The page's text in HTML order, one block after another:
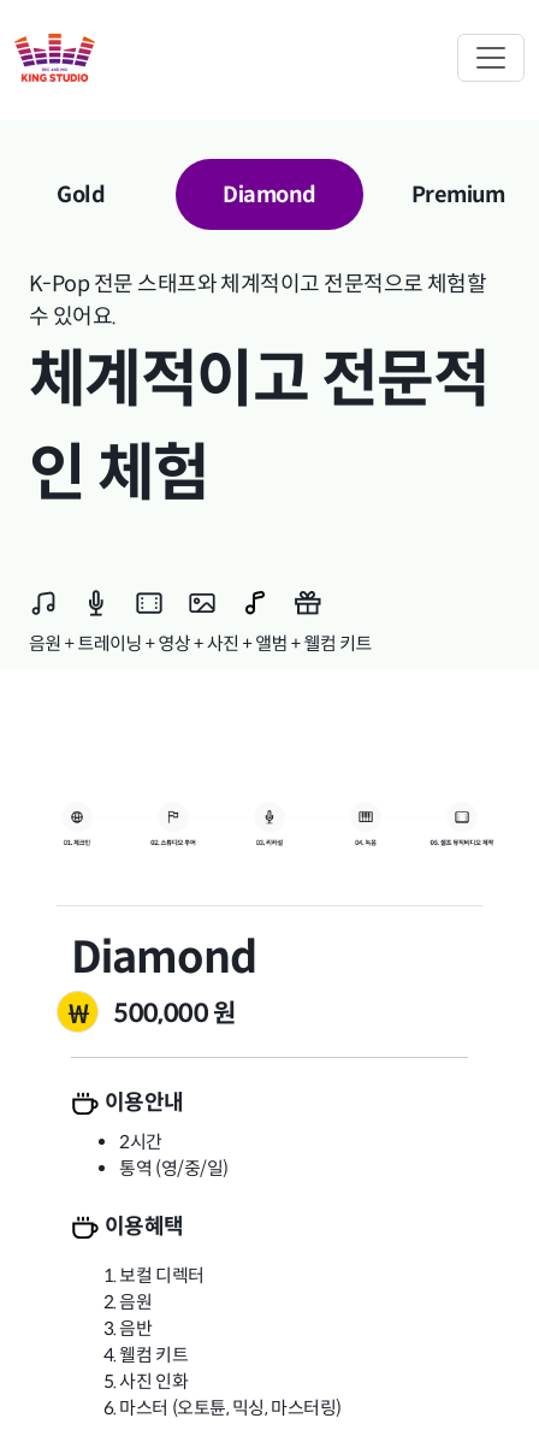
Gold Diamond Premium
K-Pop 전문 스태프와 체계적이고 전문적으로 체험할
수 있어요.
체계적이고 전문적
인 체험
Diamond
₩ 500,000원
이용안내
2시간
통역 (영/중/일)
이용혜택
보컬 디렉터
음원
음반
웰컴 키트
사진 인화
마스터 (오토튠, 믹싱, 마스터링)